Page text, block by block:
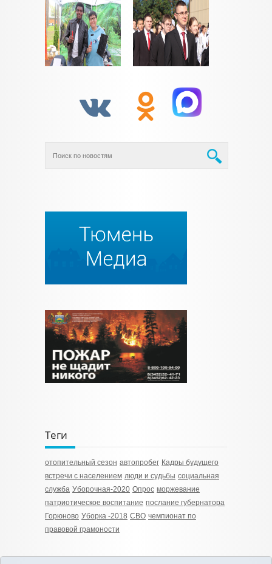
Теги
отопительный сезон автопробег Кадры будущего
встречи с населением люди и судьбы социальная
служба Уборочная-2020 Опрос моржевание
патриотическое воспитание послание губернатора
Горюново Уборка -2018 СВО чемпионат по
правовой грамоности